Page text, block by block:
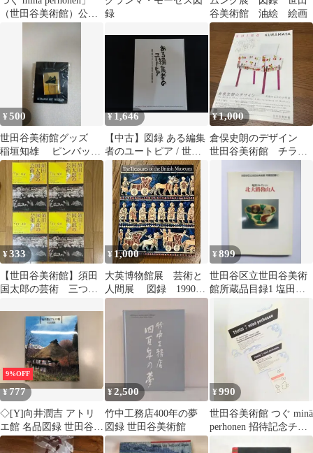
（世田谷美術館）公式
録
谷美術館 油絵 絵画
¥500
世田谷美術館グッズ
稲垣知雄 ピンバッ
ジ 11-336
¥1,646
【中古】図録 ある編集
者のユートピア / 世田
谷美術館
¥1,000
倉俣史朗のデザイン
世田谷美術館 チラ
¥333
【世田谷美術館】須田
国太郎の芸術 三つの
イン・能狂言 チラシ
¥ 1,000
大英博物館展 芸術と
人間展 図録 1990
年 世田谷美術館
¥899
世田谷区立世田谷美術
館所蔵品目録1 塩田コ
9%OFF
¥777
◇[Y]向井潤吉 アトリ
エ館 名品図録 世田谷美
術館 1997
¥2,500
竹中工務店400年の夢
図録 世田谷美術館
¥990
世田谷美術館 つぐ minä
perhonen 招待記念チケ